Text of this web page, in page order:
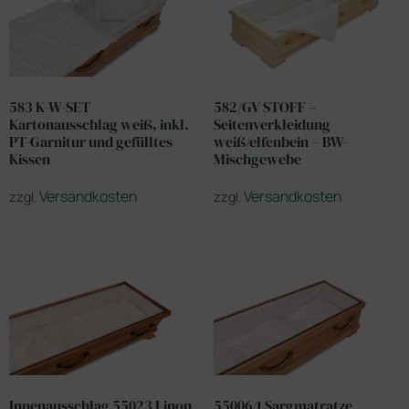
583 K-W-SET
Kartonausschlag weiß, inkl.
PT-Garnitur und gefülltes
Kissen
zzgl. Versandkosten
582/GV STOFF –
Seitenverkleidung
weiß/elfenbein – BW-
Mischgewebe
zzgl. Versandkosten